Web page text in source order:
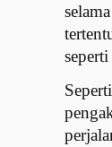
Seperti